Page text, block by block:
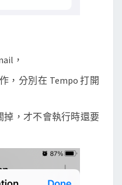
，
，分別在 Tempo 打開
掉，才不會執行時還要